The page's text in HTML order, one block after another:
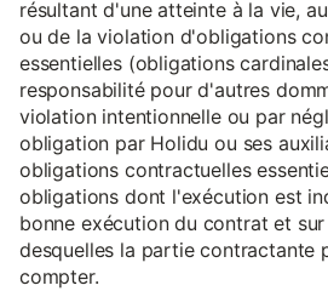
résultant d'une atteinte à la vie,
ou de la violation d'obligations
essentielles (obligations
responsabilité pour d'autres
violation intentionnelle ou par
obligation par Holidu ou ses
obligations contractuelles
obligations dont l'exécution est
bonne exécution du contrat et
desquelles la partie contractante
compter.